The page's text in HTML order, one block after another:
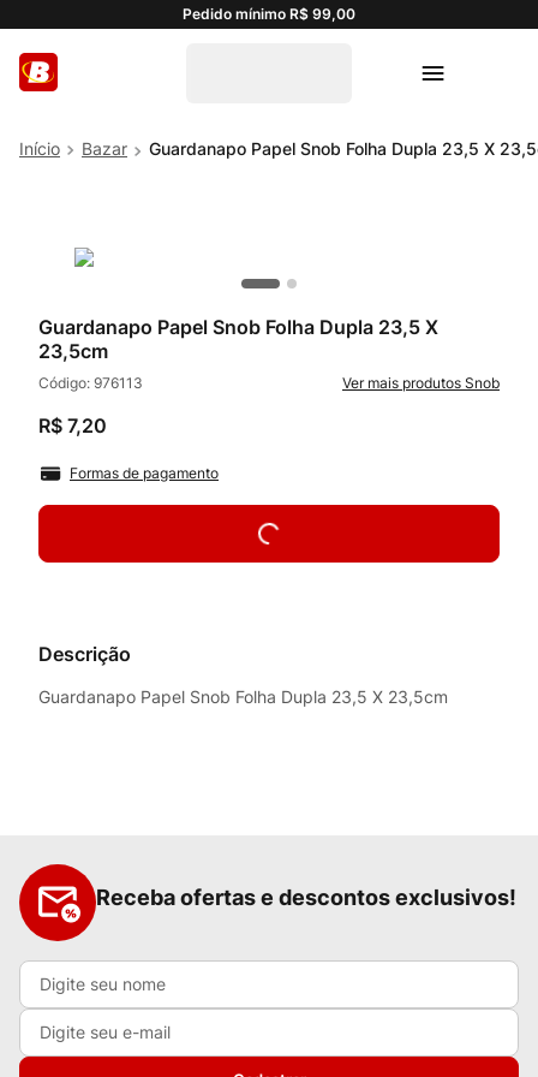
Pedido mínimo R$ 99,00
Bazar Guardanapo Papel Snob Folha Dupla 23,5 X
Guardanapo Papel Snob Folha Dupla 23,5 X
23,5cm
Código: 976113 Snob
R$ 7,20
Formas de pagamento
Descrição
Guardanapo Papel Snob Folha Dupla 23,5 X 23,5cm
Receba ofertas e descontos exclusivos!